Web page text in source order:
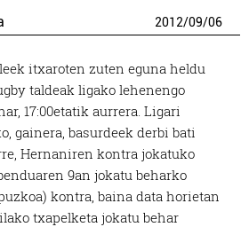
2012/09/06
itxaroten zuten eguna heldu
taldeak ligako lehenengo
17:00etatik aurrera. Ligari
gainera, basurdeek derbi bati
Hernaniren kontra jokatuko
9an jokatu beharko
kontra, baina data horietan
txapelketa jokatu behar